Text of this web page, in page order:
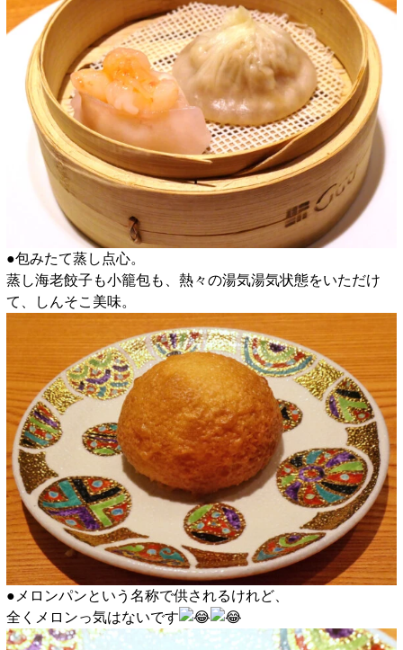
●包みたて蒸し点心。
蒸し海老餃子も小籠包も、熱々の湯気湯気状態をいただけ
て、しんそこ美味。
●メロンパンという名称で供されるけれど、
全くメロンっ気はないです